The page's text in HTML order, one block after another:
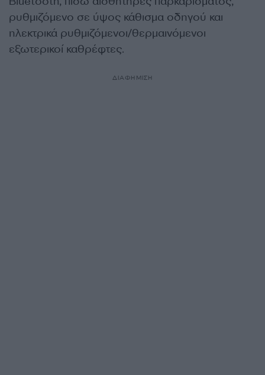
ρυθμιζόμενο σε ύψος κάθισμα οδηγού και
ηλεκτρικά ρυθμιζόμενοι/θερμαινόμενοι
εξωτερικοί καθρέφτες.
ΔΙΑΦΗΜΙΣΗ